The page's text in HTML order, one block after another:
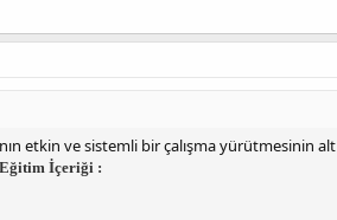
etkin ve sistemli bir çalışma yürütmesinin alt
Eğitim İçeriği :